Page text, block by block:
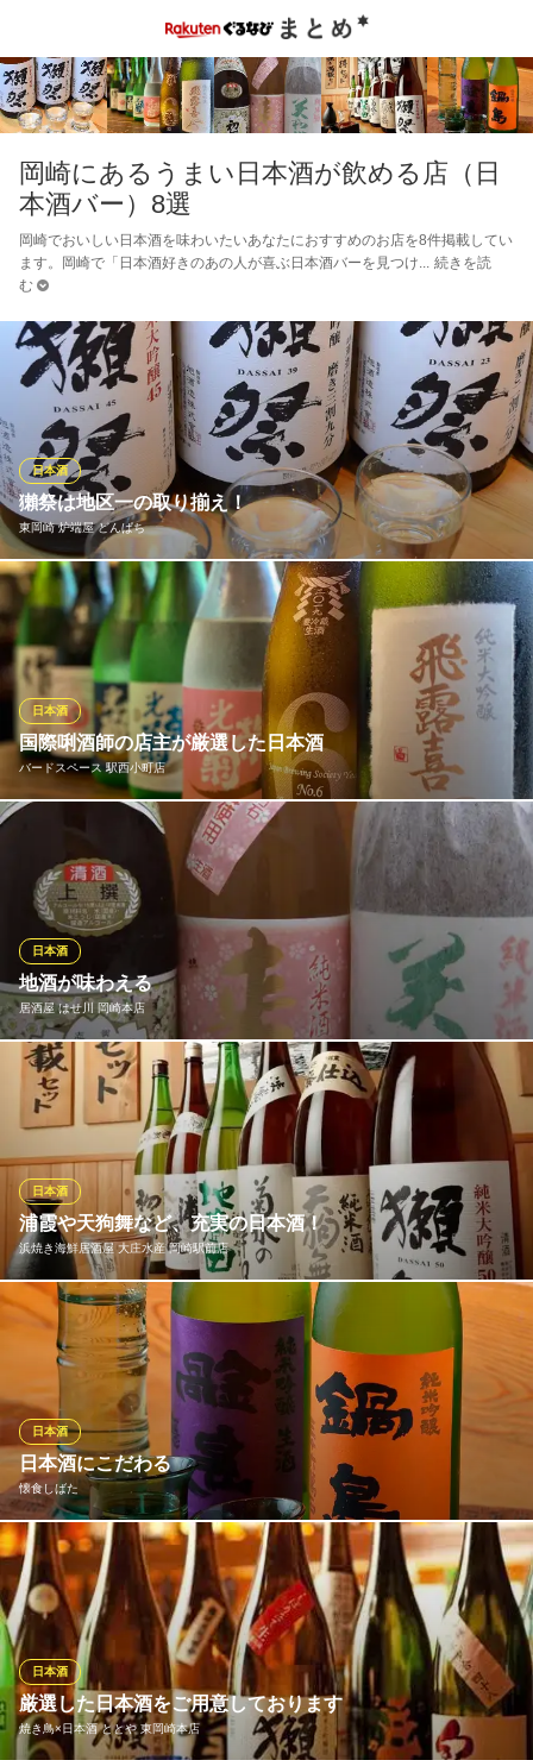
岡崎にあるうまい日本酒が飲める店（日
本酒バー）8選
岡崎でおいしい日本酒を味わいたいあなたにおすすめのお店を8件掲載してい
ます。岡崎で「日本酒好きのあの人が喜ぶ日本酒バーを見つけ
続きを読
む
獺祭は地区一の取り揃え！
東岡崎 炉端屋 どんぱち
日本酒
日本酒は3つの酒屋さんと提携し、全国各地からその時々の季節も
のを随時10～15本程厳選して仕入れています。中でも獺祭シリー
ズは最高の純米大吟醸と言われる二割三分や、獺祭スパークリン
グ、純米酒特有のフルーティーな香りが感じられる獺祭焼酎など
地区随一の品揃えです。
東岡崎 炉端屋 どんぱち
東岡崎/和食/居酒屋
名鉄名古屋本線東岡崎駅北口 徒歩1分
愛知県岡崎市明大寺本町4-48 グロリア・イースト1F
国際唎酒師の店主が厳選した日本酒
バードスペース 駅西小町店
日本酒
日本各地のおすすめ日本酒を、常駐の国際唎酒師が各地へ足を運
び仕入れてきます！！ 唎酒プランは1時間で平均7種類程度のお酒
をお楽しみいただけます！ お酒好きには堪らない日本酒を堪能す
る為のイベントもやってます！
※こちらは夜のみのこだわりです。
バードスペース 駅西小町店
焼き鳥 日本酒 居酒屋
ＪＲ東海道本線岡崎駅 徒歩1分
愛知県岡崎市柱1-13-1 駅西小町
地酒が味わえる
居酒屋 はせ川 岡崎本店
日本酒
日本酒は定番のものから地元のお酒、隠れた銘柄をお楽しみ頂け
ます。 全国から様々なお酒を取り寄せました。 新鮮なお造りと共
にいかがですか？？
居酒屋 はせ川 岡崎本店
鮮魚・日本酒居酒屋
名鉄名古屋本線東岡崎駅北口 徒歩2分
愛知県岡崎市明大寺本町4-9
浦霞や天狗舞など、充実の日本酒！
浜焼き海鮮居酒屋 大庄水産 岡崎駅前店
日本酒
新鮮なお魚には、なんといっても日本酒が相性抜群！当店では、
お料理に合う日本酒を各種取り揃えております。定番の「浦霞」
「天狗舞」「出羽桜」などの地酒もご用意！お刺身と日本酒を交
互に口に運べば、ついついお酒もすすみます！新鮮なお魚と一緒
にクイっと一杯いかがですか♪
浜焼き海鮮居酒屋 大庄水産 岡崎駅前店
直送鮮魚の浜焼き居酒屋
ＪＲ東海道本線岡崎駅 徒歩23分
愛知県岡崎市羽根町東荒子56-2
日本酒にこだわる
懐食しばた
日本酒
厳選の日本酒をご堪能下さい。おすすめの銘柄や飲み方は是非店
主にご相談ください。
懐食しばた
素材の味活きる懐食
名鉄名古屋本線東岡崎駅 車10分
愛知県岡崎市井田町1-34
厳選した日本酒をご用意しております
焼き鳥×日本酒 ととや 東岡崎本店
日本酒